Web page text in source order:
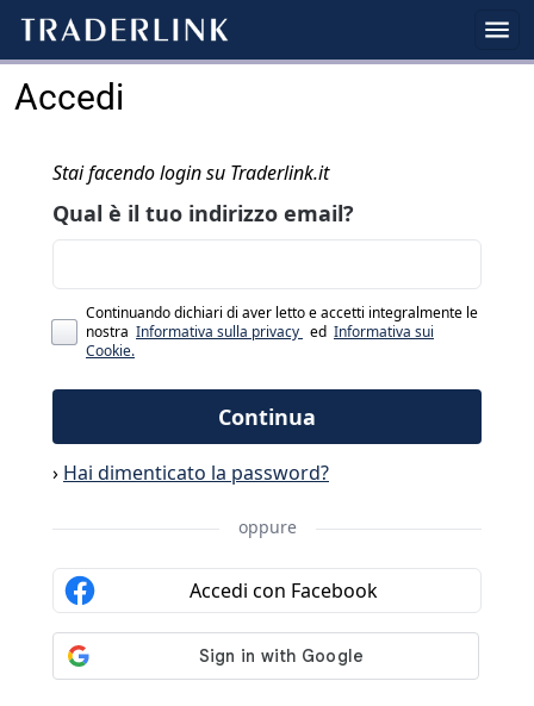
Accedi